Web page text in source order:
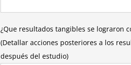
¿Que resultados tangibles se lograron
(Detallar acciones posteriores a los
después del estudio)